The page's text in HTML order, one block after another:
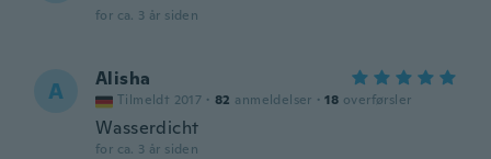
for ca. 3 år siden
A Alisha
Tilmeldt 2017 · 82 anmeldelser · 18 overførsler
Wasserdicht
for ca. 3 år siden